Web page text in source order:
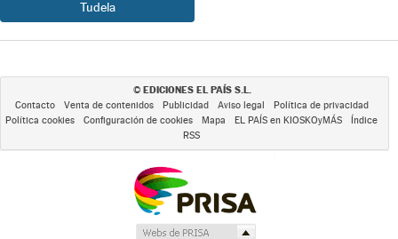
Tudela
© EDICIONES EL PAÍS S.L.
Contacto Venta de contenidos Publicidad Aviso legal
Política de privacidad
Política cookies
Configuración de cookies Mapa EL PAÍS en KIOSKOyMÁS
Índice
RSS